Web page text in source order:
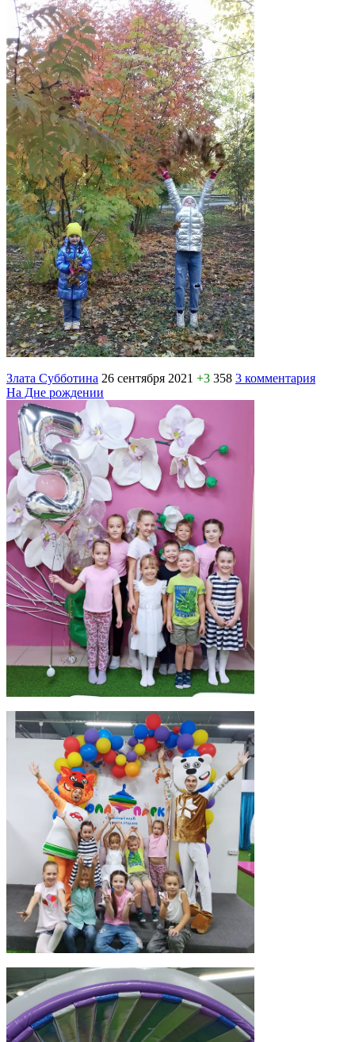
Злата Субботина 26 сентября 2021 +3 358 3 комментария
На Дне рождении